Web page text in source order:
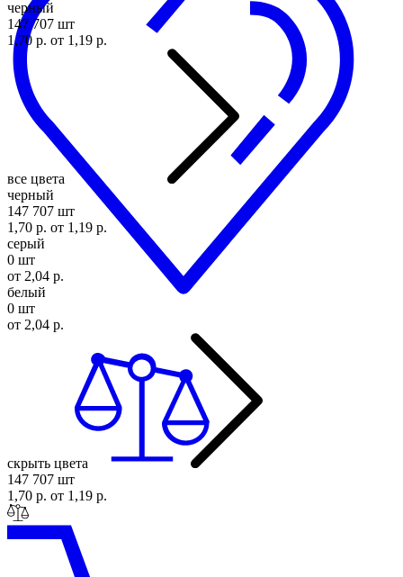
черный
147 707 шт
1,70 р. от 1,19 р.
все цвета
черный
147 707 шт
1,70 р. от 1,19 р.
серый
0 шт
от 2,04 р.
белый
0 шт
от 2,04 р.
скрыть цвета
147 707 шт
1,70 р. от 1,19 р.